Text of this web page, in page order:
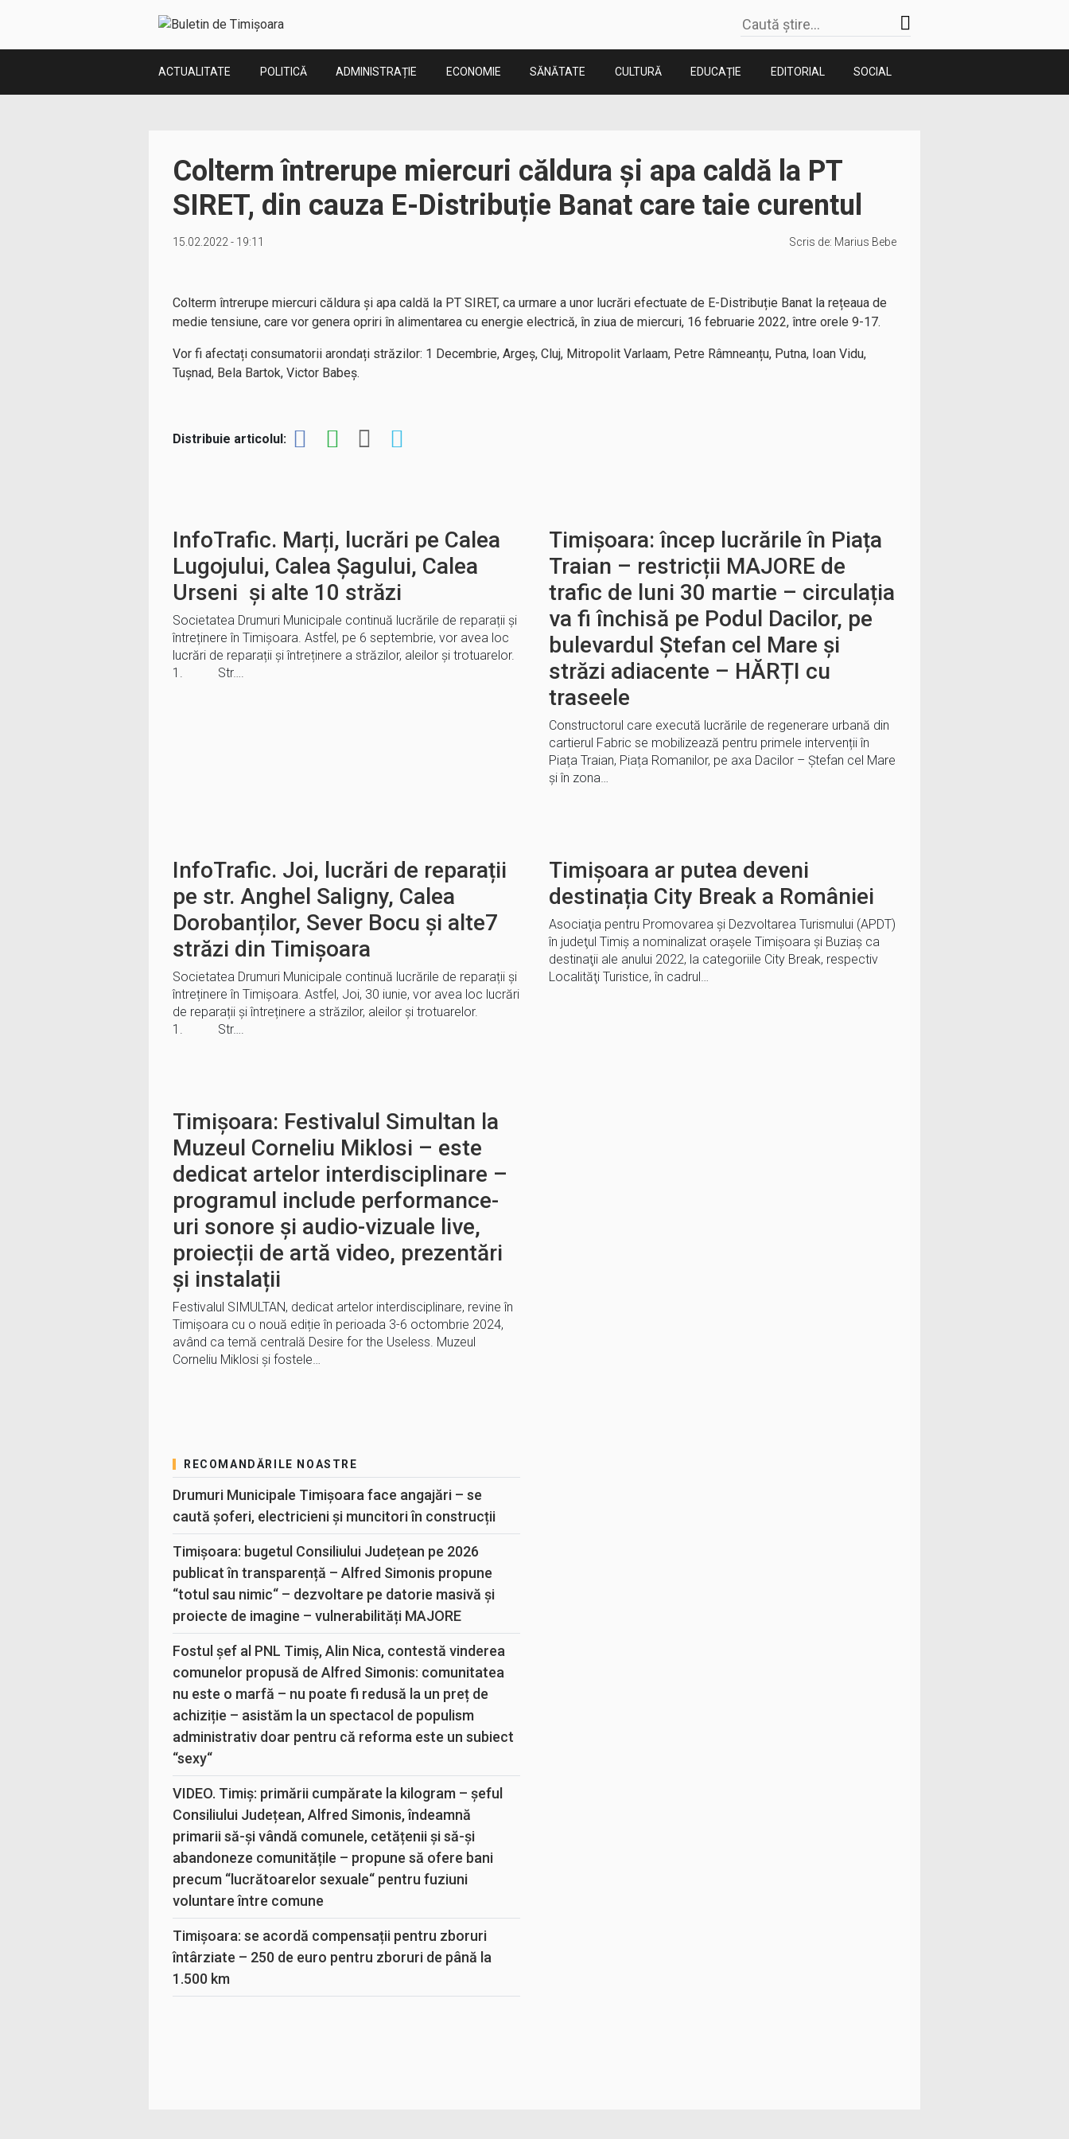
ACTUALITATE POLITICĂ ADMINISTRAȚIE ECONOMIE SĂNĂTATE CULTURĂ EDUCAȚIE EDITORIAL SOCIAL
Colterm întrerupe miercuri căldura și apa caldă la PT
SIRET, din cauza E-Distribuție Banat care taie curentul
15.02.2022 - 19:11 Scris de: Marius Bebe
Colterm întrerupe miercuri căldura și apa caldă la PT SIRET, ca urmare a unor lucrări efectuate de E-Distribuție Banat la rețeaua de
medie tensiune, care vor genera opriri în alimentarea cu energie electrică, în ziua de miercuri, 16 februarie 2022, între orele 9-17.
Vor fi afectați consumatorii arondați străzilor: 1 Decembrie, Argeș, Cluj, Mitropolit Varlaam, Petre Râmneanțu, Putna, Ioan Vidu,
Tușnad, Bela Bartok, Victor Babeș.
Distribuie articolul:
InfoTrafic. Marți, lucrări pe Calea
Lugojului, Calea Șagului, Calea
Urseni și alte 10 străzi
Societatea Drumuri Municipale continuă lucrările de reparații și
întreținere în Timișoara. Astfel, pe 6 septembrie, vor avea loc
lucrări de reparații și întreținere a străzilor, aleilor și trotuarelor.
1. Str….
Timișoara: încep lucrările în Piața
Traian – restricții MAJORE de
trafic de luni 30 martie – circulația
va fi închisă pe Podul Dacilor, pe
bulevardul Ștefan cel Mare și
străzi adiacente – HĂRȚI cu
traseele
Constructorul care execută lucrările de regenerare urbană din
cartierul Fabric se mobilizează pentru primele intervenții în
Piața Traian, Piața Romanilor, pe axa Dacilor – Ștefan cel Mare
și în zona…
InfoTrafic. Joi, lucrări de reparații
pe str. Anghel Saligny, Calea
Dorobanților, Sever Bocu și alte7
străzi din Timișoara
Societatea Drumuri Municipale continuă lucrările de reparații și
întreținere în Timișoara. Astfel, Joi, 30 iunie, vor avea loc lucrări
de reparații și întreținere a străzilor, aleilor și trotuarelor.
1. Str….
Timişoara ar putea deveni
destinația City Break a României
Asociaţia pentru Promovarea şi Dezvoltarea Turismului (APDT)
în judeţul Timiş a nominalizat oraşele Timişoara şi Buziaş ca
destinaţii ale anului 2022, la categoriile City Break, respectiv
Localităţi Turistice, în cadrul…
Timișoara: Festivalul Simultan la
Muzeul Corneliu Miklosi – este
dedicat artelor interdisciplinare –
programul include performance-
uri sonore și audio-vizuale live,
proiecții de artă video, prezentări
și instalații
Festivalul SIMULTAN, dedicat artelor interdisciplinare, revine în
Timișoara cu o nouă ediție în perioada 3-6 octombrie 2024,
având ca temă centrală Desire for the Useless. Muzeul
Corneliu Miklosi și fostele…
RECOMANDĂRILE NOASTRE
Drumuri Municipale Timișoara face angajări – se
caută șoferi, electricieni și muncitori în construcții
Timișoara: bugetul Consiliului Județean pe 2026
publicat în transparență – Alfred Simonis propune
“totul sau nimic“ – dezvoltare pe datorie masivă și
proiecte de imagine – vulnerabilități MAJORE
Fostul șef al PNL Timiș, Alin Nica, contestă vinderea
comunelor propusă de Alfred Simonis: comunitatea
nu este o marfă – nu poate fi redusă la un preț de
achiziție – asistăm la un spectacol de populism
administrativ doar pentru că reforma este un subiect
“sexy“
VIDEO. Timiș: primării cumpărate la kilogram – șeful
Consiliului Județean, Alfred Simonis, îndeamnă
primarii să-și vândă comunele, cetățenii și să-și
abandoneze comunitățile – propune să ofere bani
precum “lucrătoarelor sexuale“ pentru fuziuni
voluntare între comune
Timișoara: se acordă compensații pentru zboruri
întârziate – 250 de euro pentru zboruri de până la
1.500 km